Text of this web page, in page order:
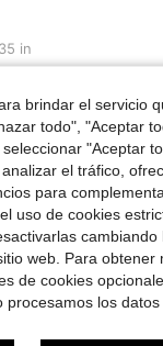
in, Busto: 86 cm / 34
in
brindar el servicio
todo", "Aceptar
"Aceptar
el tráfico,
para
uso de cookies
cambiando
web. Para obtener
de cookies
los datos